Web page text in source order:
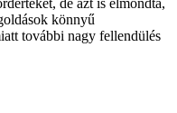
de azt is elmondta,
könnyű
további nagy fellendülés